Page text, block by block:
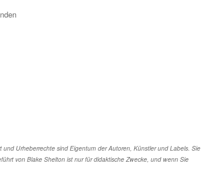
Urheberrechte sind Eigentum der Autoren, Künstler und Labels. Sie
von Blake Shelton ist nur für didaktische Zwecke, und wenn Sie